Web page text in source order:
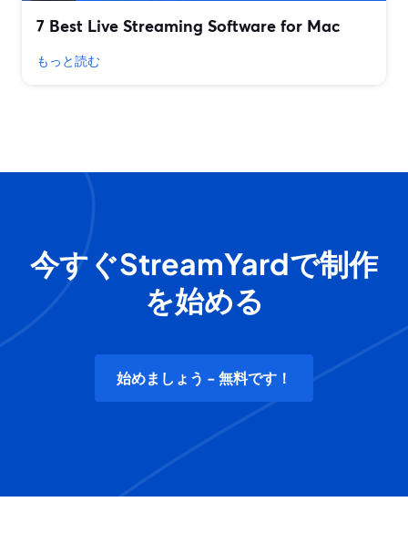
7 Best Live Streaming Software for Mac
もっと読む
今すぐStreamYardで制作
を始める
始めましょう - 無料です！